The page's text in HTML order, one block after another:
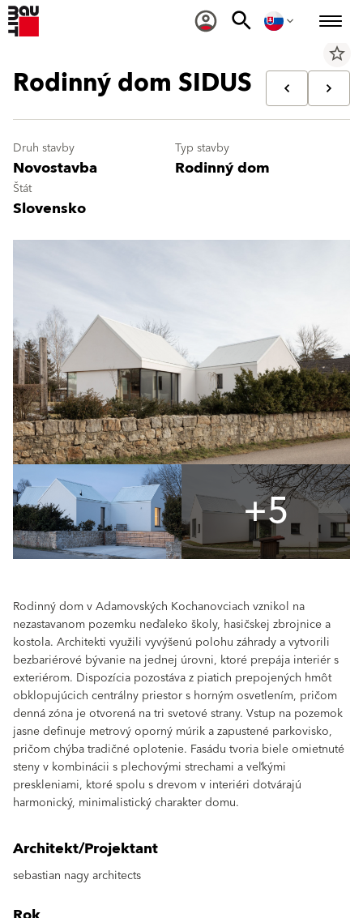
star_border
Rodinný dom SIDUS
Druh stavby
Novostavba
Typ stavby
Rodinný dom
Štát
Slovensko
+5
Rodinný dom v Adamovských Kochanovciach vznikol na
nezastavanom pozemku neďaleko školy, hasičskej zbrojnice a
kostola. Architekti využili vyvýšenú polohu záhrady a vytvorili
bezbariérové bývanie na jednej úrovni, ktoré prepája interiér s
exteriérom. Dispozícia pozostáva z piatich prepojených hmôt
obklopujúcich centrálny priestor s horným osvetlením, pričom
denná zóna je otvorená na tri svetové strany. Vstup na pozemok
jasne definuje metrový oporný múrik a zapustené parkovisko,
pričom chýba tradičné oplotenie. Fasádu tvoria biele omietnuté
steny v kombinácii s plechovými strechami a veľkými
preskleniami, ktoré spolu s drevom v interiéri dotvárajú
harmonický, minimalistický charakter domu.
Architekt/Projektant
sebastian nagy architects